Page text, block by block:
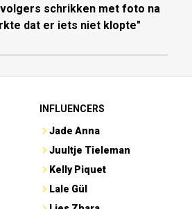
schrikken met foto na
dat er iets niet klopte"
INFLUENCERS
Jade Anna
Juultje Tieleman
Kelly Piquet
Lale Gül